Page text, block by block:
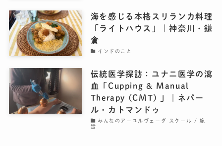
海を感じる本格スリランカ料理
「ライトハウス」｜神奈川・鎌
倉
インドのこと
伝統医学探訪：ユナニ医学の瀉
血「Cupping & Manual
Therapy (CMT) 」｜ネパー
ル・カトマンドゥ
みんなのアーユルヴェーダ スクール / 施
設